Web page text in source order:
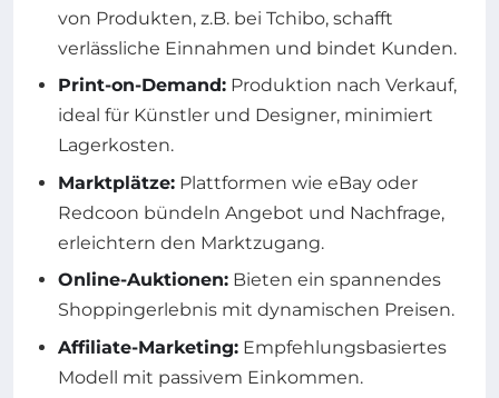
von Produkten, z.B. bei Tchibo, schafft
verlässliche Einnahmen und bindet Kunden.
Print-on-Demand: Produktion nach Verkauf,
ideal für Künstler und Designer, minimiert
Lagerkosten.
Marktplätze: Plattformen wie eBay oder
Redcoon bündeln Angebot und Nachfrage,
erleichtern den Marktzugang.
Online-Auktionen: Bieten ein spannendes
Shoppingerlebnis mit dynamischen Preisen.
Affiliate-Marketing: Empfehlungsbasiertes
Modell mit passivem Einkommen.